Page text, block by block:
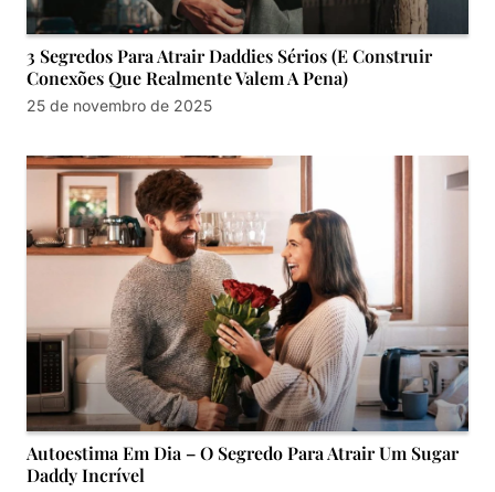
3 Segredos Para Atrair Daddies Sérios (E Construir
Conexões Que Realmente Valem A Pena)
25 de novembro de 2025
Autoestima Em Dia – O Segredo Para Atrair Um Sugar
Daddy Incrível